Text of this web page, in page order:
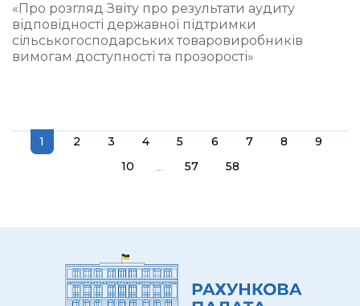
«Про розгляд Звіту про результати аудиту
відповідності державної підтримки
сільськогосподарських товаровиробників
вимогам доступності та прозорості»
1 2 3 4 5 6 7 8
9
10
... 57 58